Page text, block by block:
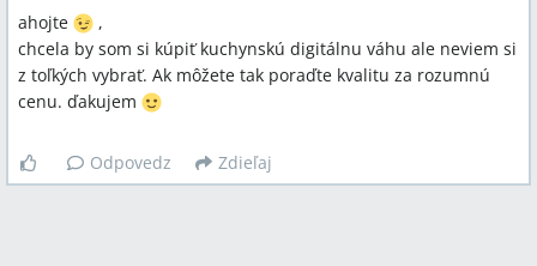
ahojte
,
chcela by som si kúpiť kuchynskú digitálnu váhu ale neviem si
z toľkých vybrať. Ak môžete tak poraďte kvalitu za rozumnú
cenu. ďakujem
Odpovedz Zdieľaj